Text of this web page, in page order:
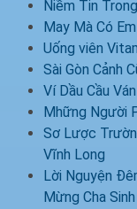
Niềm Tin
May Mà Có Em
Uống viên
Sài Gòn Cảnh
Ví Dầu Cầu
Mhững Người
Sơ Lược
Vĩnh Long
Lời Nguyện
Mừng Cha